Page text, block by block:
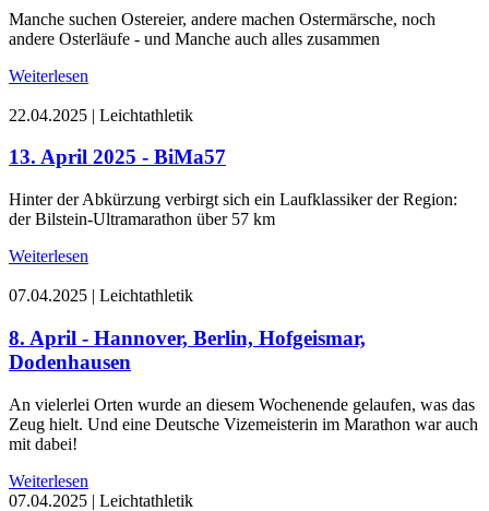
Manche suchen Ostereier, andere machen Ostermärsche, noch
andere Osterläufe - und Manche auch alles zusammen
Weiterlesen
22.04.2025 | Leichtathletik
13. April 2025 - BiMa57
Hinter der Abkürzung verbirgt sich ein Laufklassiker der Region:
der Bilstein-Ultramarathon über 57 km
Weiterlesen
07.04.2025 | Leichtathletik
8. April - Hannover, Berlin, Hofgeismar,
Dodenhausen
An vielerlei Orten wurde an diesem Wochenende gelaufen, was das
Zeug hielt. Und eine Deutsche Vizemeisterin im Marathon war auch
mit dabei!
Weiterlesen
07.04.2025 | Leichtathletik